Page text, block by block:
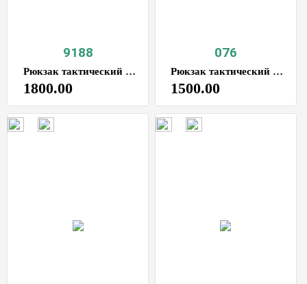
9188
Рюкзак тактический 70 л
1800.00
076
Рюкзак тактический 80 л
1500.00